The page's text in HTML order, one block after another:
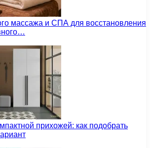
массажа и СПА для восстановления
прихожей: как подобрать